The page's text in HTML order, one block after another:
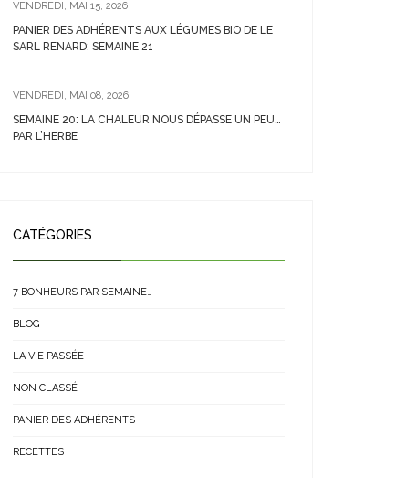
VENDREDI, MAI 15, 2026
PANIER DES ADHÉRENTS AUX LÉGUMES BIO DE LE
SARL RENARD: SEMAINE 21
VENDREDI, MAI 08, 2026
SEMAINE 20: LA CHALEUR NOUS DÉPASSE UN PEU…
PAR L’HERBE
CATÉGORIES
7 BONHEURS PAR SEMAINE…
BLOG
LA VIE PASSÉE
NON CLASSÉ
PANIER DES ADHÉRENTS
RECETTES